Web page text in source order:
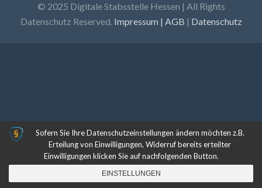
© 2025 Digitale Stabsstelle Hessen | All Rights
Datenschutz Reserved. Impressum | AGB | Datenschutz
Sofern Sie Ihre Datenschutzeinstellungen ändern möchten z.B.
Erteilung von Einwilligungen, Widerruf bereits erteilter
Einwilligungen klicken Sie auf nachfolgenden Button.
EINSTELLUNGEN